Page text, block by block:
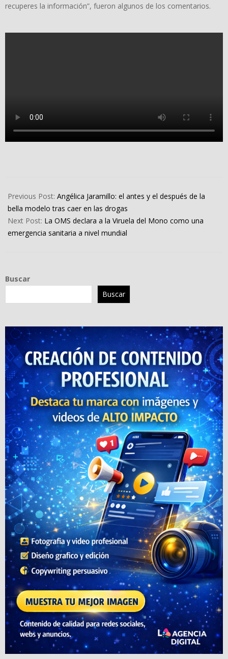
recuperes la información”, fueron algunos de los comentarios.
08-
14
Previous Post: Angélica Jaramillo: el antes y el después de la
bella modelo tras caer en las drogas
Next Post: La OMS declara a la Viruela del Mono como una
emergencia sanitaria a nivel mundial
Buscar
Buscar